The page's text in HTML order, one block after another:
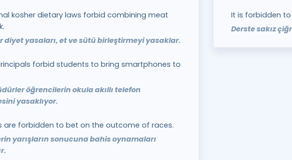
kosher dietary laws forbid combining meat
diyet yasaları, et ve sütü birleştirmeyi yasaklar.
forbid students to bring smartphones to
öğrencilerin okula akıllı telefon
yasaklıyor.
are forbidden to bet on the outcome of races.
yarışların sonucuna bahis oynamaları
It is forbidden
Derste sakız